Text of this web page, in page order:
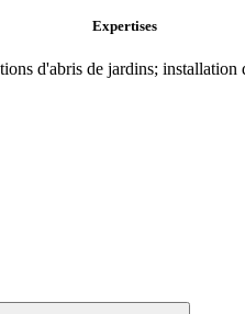
Expertises
d'abris de jardins; installation